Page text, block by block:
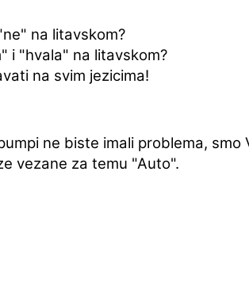
na litavskom?
i "hvala" na litavskom?
na svim jezicima!
ne biste imali problema, smo
vezane za temu "Auto".